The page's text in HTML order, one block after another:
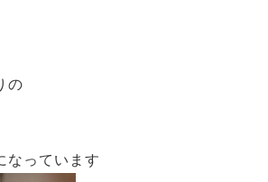
の
なっています